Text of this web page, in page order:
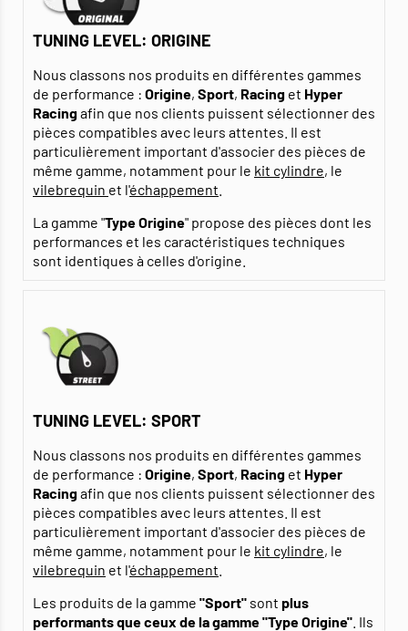
TUNING LEVEL: ORIGINE
Nous classons nos produits en différentes gammes
de performance : Origine, Sport, Racing et Hyper
Racingafin que nos clients puissent sélectionner des
pièces compatibles avec leurs attentes. Il est
particulièrement important d'associer des pièces de
même gamme, notamment pour le kit cylindre, le
vilebrequin et l'échappement
La gamme "Type Origine" propose des pièces dont les
performances et les caractéristiques techniques
sont identiques à celles d'origine.
TUNING LEVEL: SPORT
Nous classons nos produits en différentes gammes
de performance : Origine, Sport, Racing et Hyper
Racingafin que nos clients puissent sélectionner des
pièces compatibles avec leurs attentes. Il est
particulièrement important d'associer des pièces de
même gamme, notamment pour le kit cylindre, le
vilebrequin et l'échappement
Les produits de la gamme "Sport" sont plus
performants que ceux de la gamme "Type Origine" . Ils